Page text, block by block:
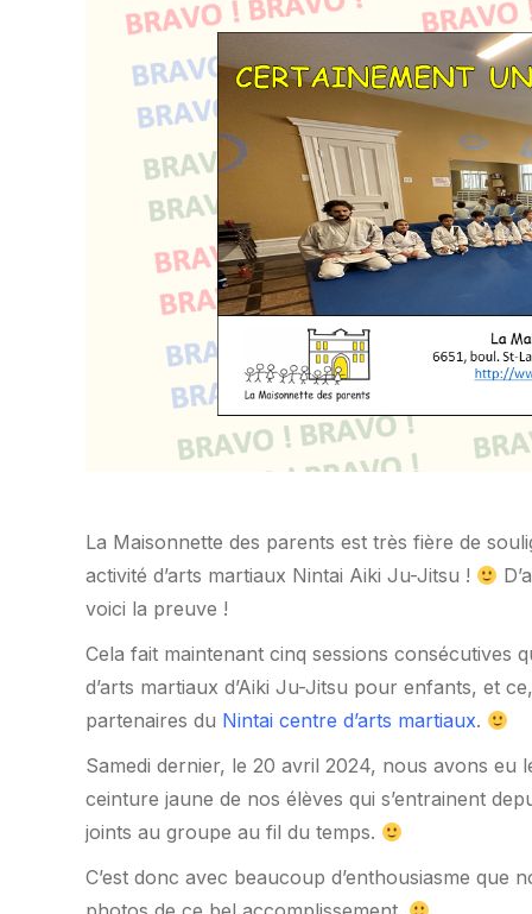
La Maisonnette des parents est très fière de
activité d’arts martiaux Nintai Aiki Ju-Jitsu !
voici la preuve !
Cela fait maintenant cinq sessions consécutives
d’arts martiaux d’Aiki Ju-Jitsu pour enfants, et
partenaires du Nintai centre d’arts martiaux.
Samedi dernier, le 20 avril 2024, nous avons
ceinture jaune de nos élèves qui s’entrainent
joints au groupe au fil du temps.
C’est donc avec beaucoup d’enthousiasme